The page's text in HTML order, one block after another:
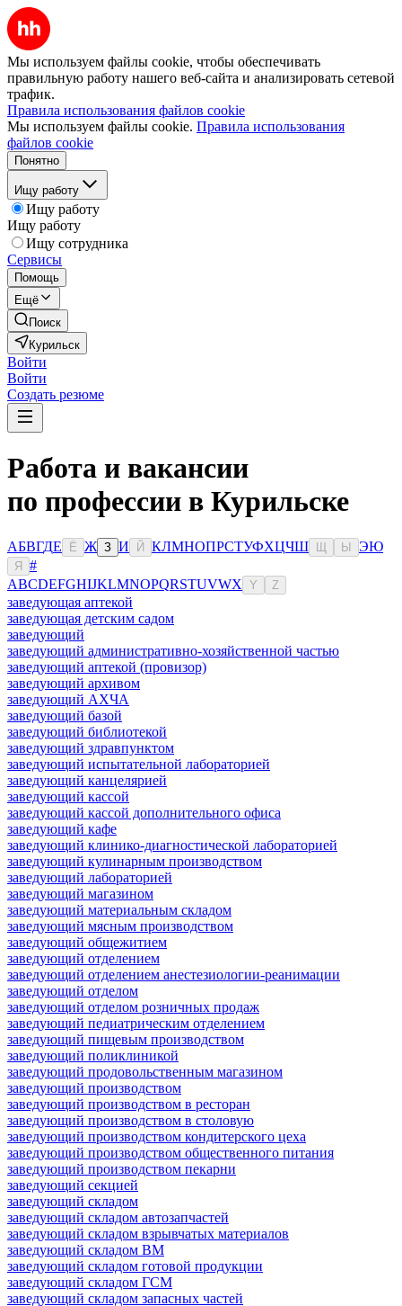
Мы используем файлы cookie, чтобы обеспечивать
правильную работу нашего веб-сайта и анализировать сетевой
трафик.
Правила использования файлов cookie
Мы используем файлы cookie. Правила использования
файлов cookie
Понятно
Ищу работу
Ищу работу
Ищу работу
Ищу сотрудника
Сервисы
Помощь
Ещё
Поиск
Курильск
Войти
Войти
Создать резюме
Работа и вакансии
по профессии в Курильске
АБВГДЕ Ё Ж З И Й КЛМНОПРСТУФХЦЧШ Ы ЭЮ
Я
#
ABCDEFGHIJKLMNOPQRSTUVWX Y Z
заведующая аптекой
заведующая детским садом
заведующий
заведующий административно-хозяйственной частью
заведующий аптекой (провизор)
заведующий архивом
заведующий АХЧА
заведующий базой
заведующий библиотекой
заведующий здравпунктом
заведующий испытательной лабораторией
заведующий канцелярией
заведующий кассой
заведующий кассой дополнительного офиса
заведующий кафе
заведующий клинико-диагностической лабораторией
заведующий кулинарным производством
заведующий лабораторией
заведующий магазином
заведующий материальным складом
заведующий мясным производством
заведующий общежитием
заведующий отделением
заведующий отделением анестезиологии-реанимации
заведующий отделом
заведующий отделом розничных продаж
заведующий педиатрическим отделением
заведующий пищевым производством
заведующий поликлиникой
заведующий продовольственным магазином
заведующий производством
заведующий производством в ресторан
заведующий производством в столовую
заведующий производством кондитерского цеха
заведующий производством общественного питания
заведующий производством пекарни
заведующий секцией
заведующий складом
заведующий складом автозапчастей
заведующий складом взрывчатых материалов
заведующий складом ВМ
заведующий складом готовой продукции
заведующий складом ГСМ
заведующий складом запасных частей